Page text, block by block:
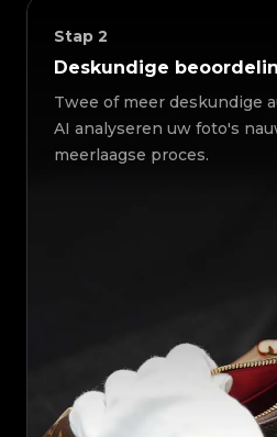
Stap 2
Deskundige
Twee of meer deskundige
AI analyseren uw foto's
meerlaagse proces.